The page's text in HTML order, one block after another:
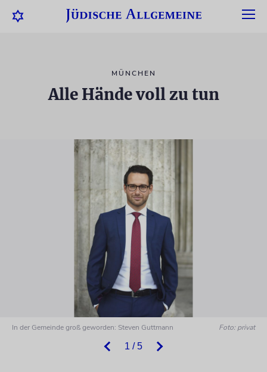
MÜNCHEN
Alle Hände voll zu tun
1 / 5
In der Gemeinde groß geworden: Steven Guttmann Foto: privat